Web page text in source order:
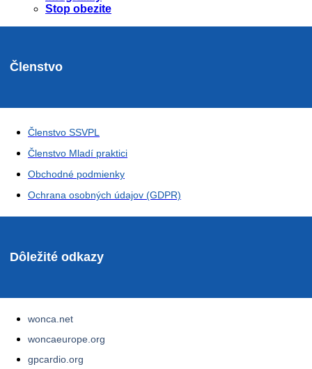
Stop obezite
Členstvo
Členstvo SSVPL
Členstvo Mladí praktici
Obchodné podmienky
Ochrana osobných údajov (GDPR)
Dôležité odkazy
wonca.net
woncaeurope.org
gpcardio.org